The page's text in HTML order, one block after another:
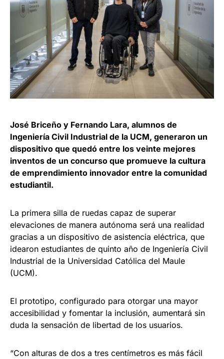
José Briceño y Fernando Lara, alumnos de
Ingeniería Civil Industrial de la UCM, generaron un
dispositivo que quedó entre los veinte mejores
inventos de un concurso que promueve la cultura
de emprendimiento innovador entre la comunidad
estudiantil.
La primera silla de ruedas capaz de superar
elevaciones de manera autónoma será una realidad
gracias a un dispositivo de asistencia eléctrica, que
idearon estudiantes de quinto año de Ingeniería Civil
Industrial de la Universidad Católica del Maule
(UCM).
El prototipo, configurado para otorgar una mayor
accesibilidad y fomentar la inclusión, aumentará sin
duda la sensación de libertad de los usuarios.
“Con alturas de dos a tres centímetros es más fácil